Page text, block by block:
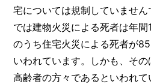
宅については規制していませ
では建物火災による死者は年
のうち住宅火災による死者が
いわれています。しかも、そ
高齢者の方々であるといわれて